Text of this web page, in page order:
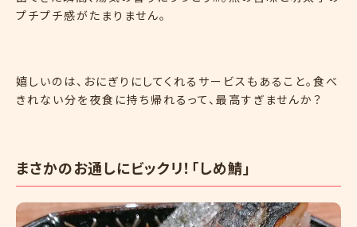
プチプチ感がたまりません。
嬉しいのは、おにぎりにしてくれるサービスもあること。食べ
きれない分を夜食に持ち帰れるって、最高すぎませんか？
まさかのお通しにビックリ！「しめ鯖」